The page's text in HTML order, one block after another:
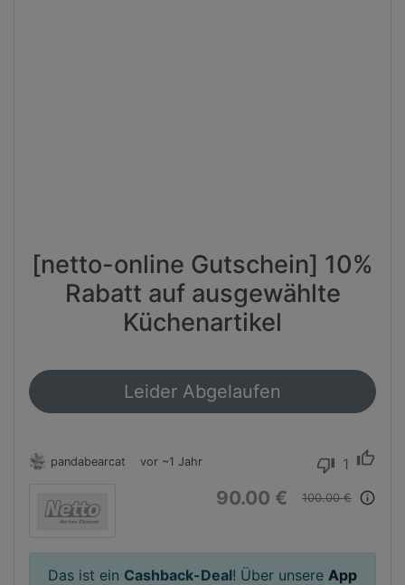
[netto-online Gutschein] 10%
Rabatt auf ausgewählte
Küchenartikel
Leider Abgelaufen
pandabearcat vor ~1 Jahr thumb_down 1 thumb_up
90.00 € 100.00 € info_outline
Das ist ein Cashback-Deal! Über unsere App